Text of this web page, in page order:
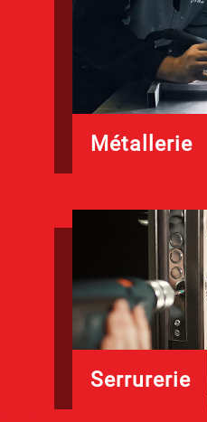
Métallerie
Serrurerie